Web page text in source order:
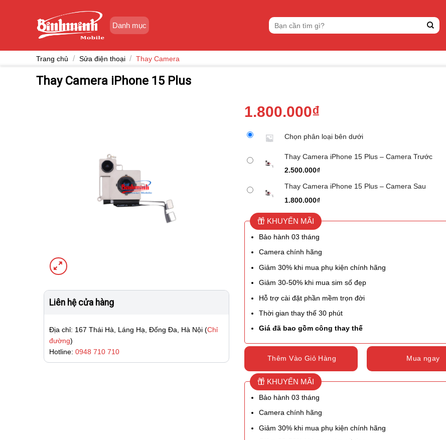
Danh mục
Tìm
kiếm:
Trang chủ / Sửa điện thoại / Thay Camera
Thay Camera iPhone 15 Plus
Liên hệ cửa hàng
Địa chỉ: 167 Thái Hà, Láng Hạ, Đống Đa, Hà Nội (Chỉ
đường)
Hotline: 0948 710 710
1.800.000₫
Chọn phân loại bên dưới
Thay Camera iPhone 15 Plus – Camera Trước
2.500.000₫
Thay Camera iPhone 15 Plus – Camera Sau
1.800.000₫
KHUYẾN MÃI
Bảo hành 03 tháng
Camera chính hãng
Giảm 30% khi mua phụ kiện chính hãng
Giảm 30-50% khi mua sim số đẹp
Hỗ trợ cài đặt phần mềm trọn đời
Thời gian thay thế 30 phút
Giá đã bao gồm công thay thế
Thêm Vào Giỏ Hàng Mua ngay
KHUYẾN MÃI
Bảo hành 03 tháng
Camera chính hãng
Giảm 30% khi mua phụ kiện chính hãng